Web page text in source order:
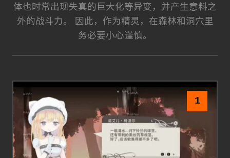
体也时常出现失真的巨大化等异变，并产生意料之
外的战斗力。 因此，作为精灵，在森林和洞穴里
务必要小心谨慎。
1